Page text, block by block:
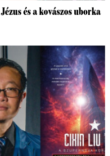
és a kovászos uborka